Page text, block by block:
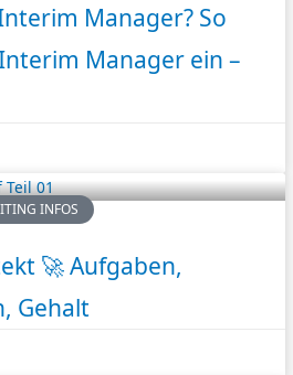
Manager? So
Manager ein –
INFOS
🚀 Aufgaben,
Gehalt